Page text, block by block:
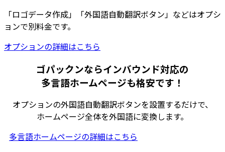
「ロゴデータ作成」「外国語自動翻訳ボタン」などはオプシ
ョンで別料金です。
オプションの詳細はこちら
ゴパックンならインバウンド対応の
多言語ホームページも格安です！
オプションの外国語自動翻訳ボタンを設置するだけで、
ホームページ全体を外国語に変換します。
多言語ホームページの詳細はこちら